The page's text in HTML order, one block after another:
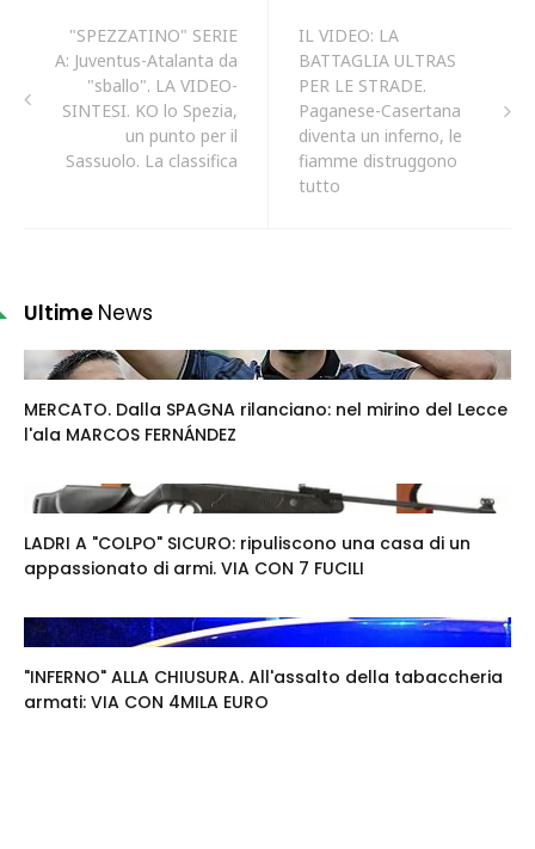
"SPEZZATINO" SERIE
A: Juventus-Atalanta da
"sballo". LA VIDEO-
SINTESI. KO lo Spezia,
un punto per il
Sassuolo. La classifica
IL VIDEO: LA
BATTAGLIA ULTRAS
PER LE STRADE.
Paganese-Casertana
diventa un inferno, le
fiamme distruggono
tutto
Ultime News
MERCATO. Dalla SPAGNA rilanciano: nel mirino del Lecce
l'ala MARCOS FERNÁNDEZ
LADRI A "COLPO" SICURO: ripuliscono una casa di un
appassionato di armi. VIA CON 7 FUCILI
"INFERNO" ALLA CHIUSURA. All'assalto della tabaccheria
armati: VIA CON 4MILA EURO